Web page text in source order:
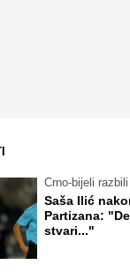
Crno-bijeli razbili
Saša Ilić
Partizana:
stvari..."